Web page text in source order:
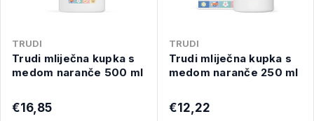
TRUDI
Trudi mliječna kupka s
medom naranče 500 ml
€16,85
TRUDI
Trudi mliječna kupka s
medom naranče 250 ml
€12,22